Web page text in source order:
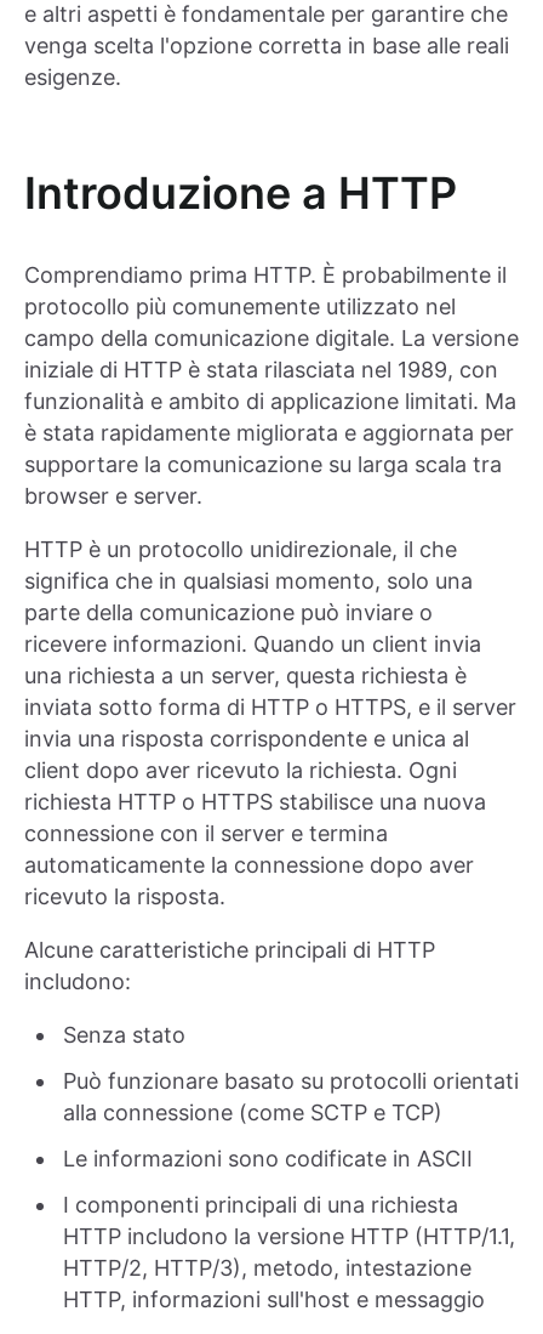
e altri aspetti è fondamentale per garantire che
venga scelta l'opzione corretta in base alle reali
esigenze.
Introduzione a HTTP
Comprendiamo prima HTTP. È probabilmente il
protocollo più comunemente utilizzato nel
campo della comunicazione digitale. La versione
iniziale di HTTP è stata rilasciata nel 1989, con
funzionalità e ambito di applicazione limitati. Ma
è stata rapidamente migliorata e aggiornata per
supportare la comunicazione su larga scala tra
browser e server.
HTTP è un protocollo unidirezionale, il che
significa che in qualsiasi momento, solo una
parte della comunicazione può inviare o
ricevere informazioni. Quando un client invia
una richiesta a un server, questa richiesta è
inviata sotto forma di HTTP o HTTPS, e il server
invia una risposta corrispondente e unica al
client dopo aver ricevuto la richiesta. Ogni
richiesta HTTP o HTTPS stabilisce una nuova
connessione con il server e termina
automaticamente la connessione dopo aver
ricevuto la risposta.
Alcune caratteristiche principali di HTTP
includono:
Senza stato
Può funzionare basato su protocolli orientati
alla connessione (come SCTP e TCP)
Le informazioni sono codificate in ASCII
I componenti principali di una richiesta
HTTP includono la versione HTTP (HTTP/1.1,
HTTP/2, HTTP/3), metodo, intestazione
HTTP, informazioni sull'host e messaggio